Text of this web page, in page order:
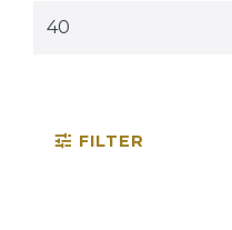
FILTER